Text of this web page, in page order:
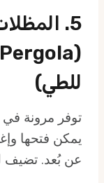
5.
للطي)
توفر مرونة
يمكن فتحها
عن بُعد. تضيف